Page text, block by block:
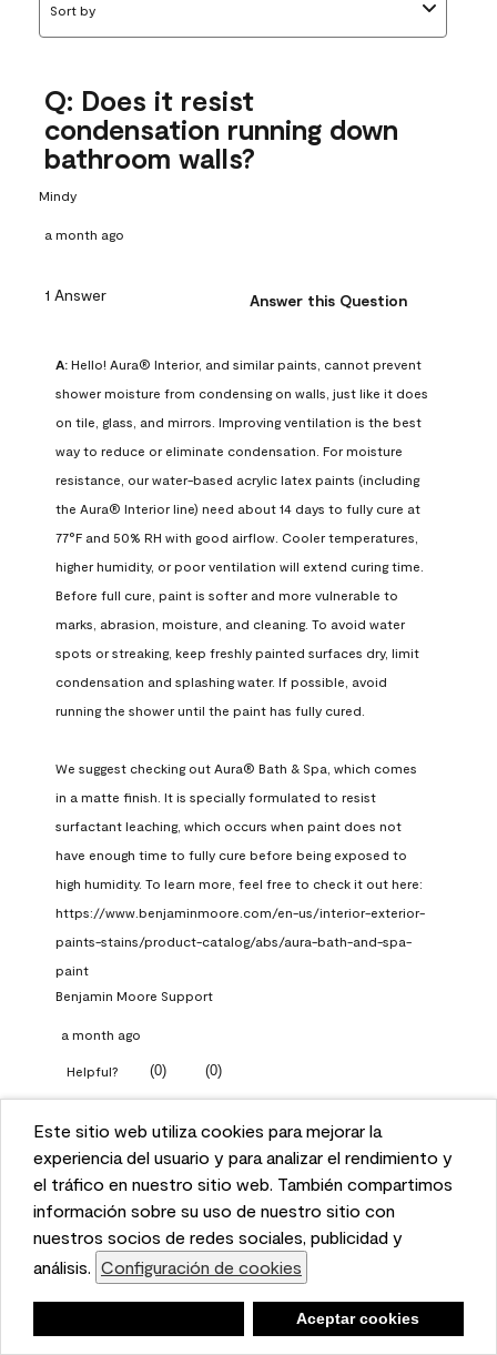
This website uses cookies to enhance user experience
and to analyze performance and traffic on our website.
We also share information about your use of our site
with our social media, advertising, and analytics
partners. Cookie Settings
Accept Cookies
Este sitio web utiliza cookies para mejorar la
experiencia del usuario y para analizar el rendimiento y
el tráfico en nuestro sitio web. También compartimos
información sobre su uso de nuestro sitio con
nuestros socios de redes sociales, publicidad y
análisis. Configuración de cookies
Aceptar cookies
Sort by
Q: Does it resist
condensation running down
bathroom walls?
Mindy
a month ago
1 Answer Answer this Question
A: Hello! Aura® Interior, and similar paints, cannot prevent
shower moisture from condensing on walls, just like it does
on tile, glass, and mirrors. Improving ventilation is the best
way to reduce or eliminate condensation. For moisture
resistance, our water-based acrylic latex paints (including
the Aura® Interior line) need about 14 days to fully cure at
77°F and 50% RH with good airflow. Cooler temperatures,
higher humidity, or poor ventilation will extend curing time.
Before full cure, paint is softer and more vulnerable to
marks, abrasion, moisture, and cleaning. To avoid water
spots or streaking, keep freshly painted surfaces dry, limit
condensation and splashing water. If possible, avoid
running the shower until the paint has fully cured.
We suggest checking out Aura® Bath & Spa, which comes
in a matte finish. It is specially formulated to resist
surfactant leaching, which occurs when paint does not
have enough time to fully cure before being exposed to
high humidity. To learn more, feel free to check it out here:
https://www.benjaminmoore.com/en-us/interior-exterior-
paints-stains/product-catalog/abs/aura-bath-and-spa-
paint
Benjamin Moore Support
a month ago
Helpful? (0) (0)
Q: What Aura paint color
should I use in north facing
entryway?
a month ago